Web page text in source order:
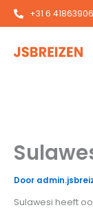
naar
inhoud
+31 6 41863906
Door
Sulawesi heeft